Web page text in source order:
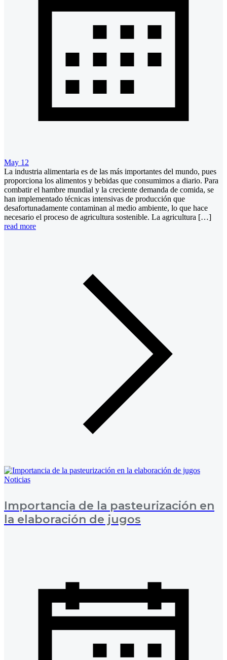
May 12
La industria alimentaria es de las más importantes del mundo, pues
proporciona los alimentos y bebidas que consumimos a diario. Para
combatir el hambre mundial y la creciente demanda de comida, se
han implementado técnicas intensivas de producción que
desafortunadamente contaminan al medio ambiente, lo que hace
necesario el proceso de agricultura sostenible. La agricultura […]
read more
Noticias
Importancia de la pasteurización en
la elaboración de jugos